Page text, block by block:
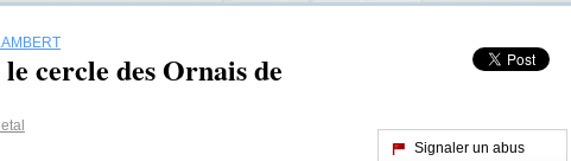
cercle des Ornais de
Signaler un abus